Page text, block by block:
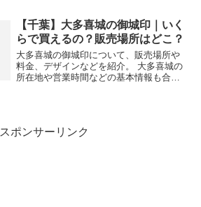
【千葉】大多喜城の御城印｜いく
らで買えるの？販売場所はどこ？
大多喜城の御城印について、販売場所や
料金、デザインなどを紹介。 大多喜城の
所在地や営業時間などの基本情報も合わ
スポンサーリンク